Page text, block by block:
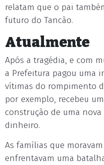
relatam que o pai
futuro do Tancão.
Atualmente
Após a tragédia, e com
a Prefeitura pagou uma
vítimas do rompimento
por exemplo, recebeu
construção de uma
dinheiro.
As famílias que
enfrentavam uma